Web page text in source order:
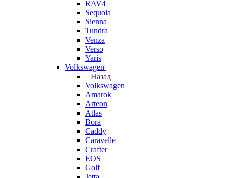
RAV4
Sequoia
Sienna
Tundra
Venza
Verso
Yaris
Volkswagen
Назад
Volkswagen
Amarok
Arteon
Atlas
Bora
Caddy
Caravelle
Crafter
EOS
Golf